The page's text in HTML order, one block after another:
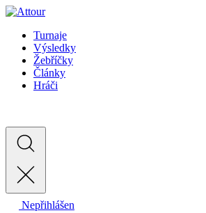
Turnaje
Výsledky
Žebříčky
Články
Hráči
Nepřihlášen